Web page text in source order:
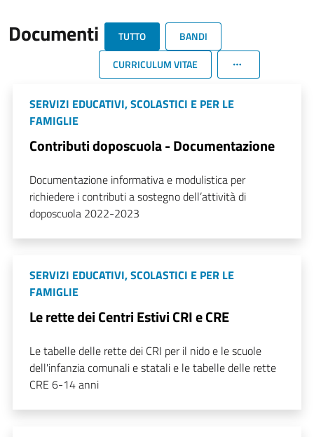
Documenti TUTTO
BANDI
CURRICULUM VITAE
SERVIZI EDUCATIVI, SCOLASTICI E PER LE
FAMIGLIE
Contributi doposcuola - Documentazione
Documentazione informativa e modulistica per
richiedere i contributi a sostegno dell’attività di
doposcuola 2022-2023
SERVIZI EDUCATIVI, SCOLASTICI E PER LE
FAMIGLIE
Le rette dei Centri Estivi CRI e CRE
Le tabelle delle rette dei CRI per il nido e le scuole
dell'infanzia comunali e statali e le tabelle delle rette
CRE 6-14 anni